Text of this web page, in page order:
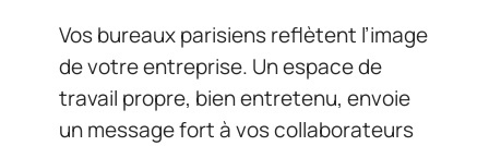
Vos bureaux parisiens reflètent l’image
de votre entreprise. Un espace de
travail propre, bien entretenu, envoie
un message fort à vos collaborateurs